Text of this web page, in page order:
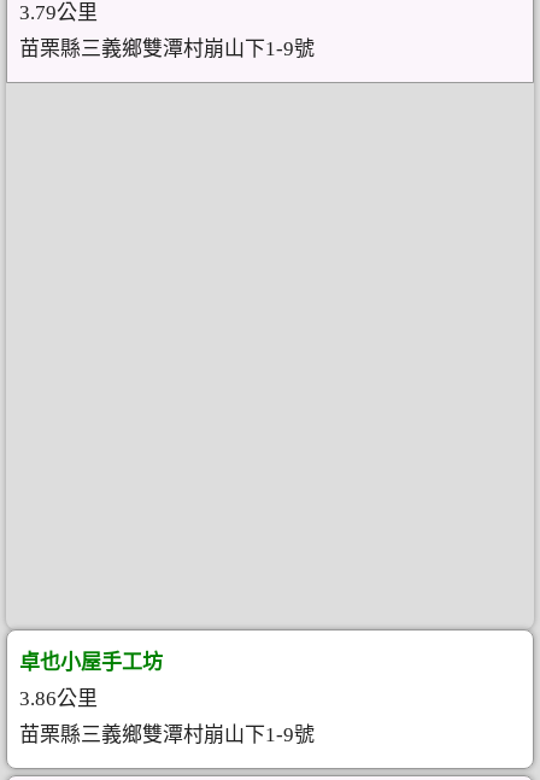
3.79公里
苗栗縣三義鄉雙潭村崩山下1-9號
卓也小屋手工坊
3.86公里
苗栗縣三義鄉雙潭村崩山下1-9號